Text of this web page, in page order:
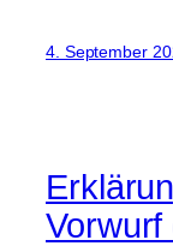
4. September
Vorwurf